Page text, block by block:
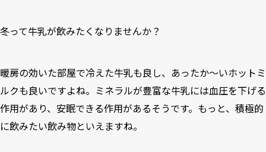
冬って牛乳が飲みたくなりませんか？
暖房の効いた部屋で冷えた牛乳も良し、あったか〜いホットミ
ルクも良いですよね。ミネラルが豊富な牛乳には血圧を下げる
作用があり、安眠できる作用があるそうです。もっと、積極的
に飲みたい飲み物といえますね。